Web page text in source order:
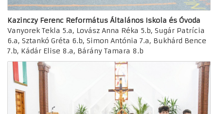
Kazinczy Ferenc Református Általános Iskola és Óvoda
Vanyorek Tekla 5.a, Lovász Anna Réka 5.b, Sugár Patrícia
6.a, Sztankó Gréta 6.b, Simon Antónia 7.a, Bukhárd Bence
7.b, Kádár Elise 8.a, Bárány Tamara 8.b